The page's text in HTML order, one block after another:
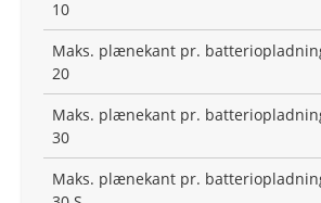
10
Maks. plænekant pr.
20
Maks. plænekant pr.
30
Maks. plænekant pr.